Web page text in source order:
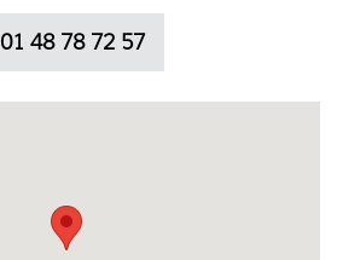
01 48 78 72 57